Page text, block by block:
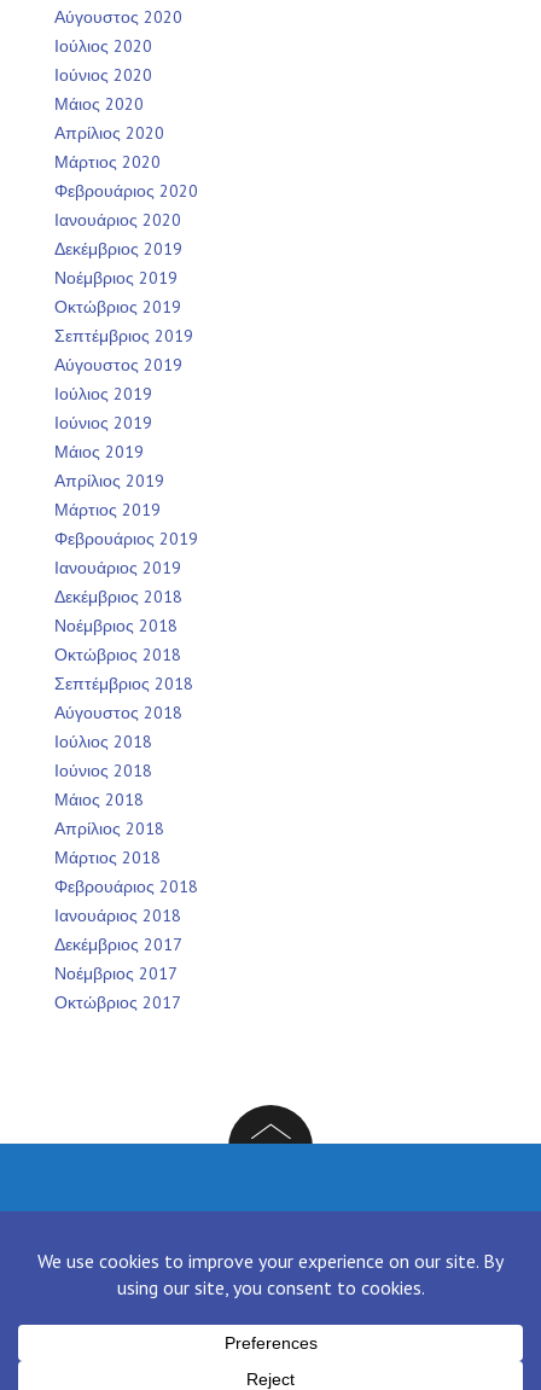
Αύγουστος 2020
Ιούλιος 2020
Ιούνιος 2020
Μάιος 2020
Απρίλιος 2020
Μάρτιος 2020
Φεβρουάριος 2020
Ιανουάριος 2020
Δεκέμβριος 2019
Νοέμβριος 2019
Οκτώβριος 2019
Σεπτέμβριος 2019
Αύγουστος 2019
Ιούλιος 2019
Ιούνιος 2019
Μάιος 2019
Απρίλιος 2019
Μάρτιος 2019
Φεβρουάριος 2019
Ιανουάριος 2019
Δεκέμβριος 2018
Νοέμβριος 2018
Οκτώβριος 2018
Σεπτέμβριος 2018
Αύγουστος 2018
Ιούλιος 2018
Ιούνιος 2018
Μάιος 2018
Απρίλιος 2018
Μάρτιος 2018
Φεβρουάριος 2018
Ιανουάριος 2018
Δεκέμβριος 2017
Νοέμβριος 2017
Οκτώβριος 2017